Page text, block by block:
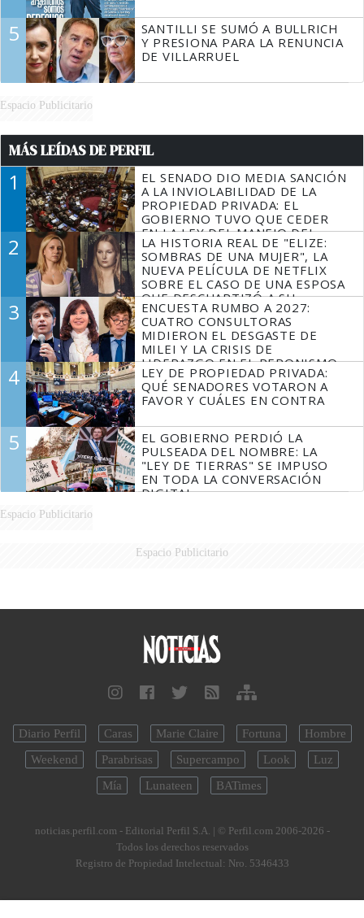
5
SANTILLI SE SUMÓ A BULLRICH
Y PRESIONA PARA LA RENUNCIA
DE VILLARRUEL
Espacio Publicitario
MÁS LEÍDAS DE PERFIL
1
EL SENADO DIO MEDIA SANCIÓN
A LA INVIOLABILIDAD DE LA
PROPIEDAD PRIVADA: EL
GOBIERNO TUVO QUE CEDER
EN LA LEY DEL MANEJO DEL
FUEGO
2
LA HISTORIA REAL DE "ELIZE:
SOMBRAS DE UNA MUJER", LA
NUEVA PELÍCULA DE NETFLIX
SOBRE EL CASO DE UNA ESPOSA
QUE DESCUARTIZÓ A SU
MARIDO
3
ENCUESTA RUMBO A 2027:
CUATRO CONSULTORAS
MIDIERON EL DESGASTE DE
MILEI Y LA CRISIS DE
LIDERAZGO EN EL PERONISMO
4
LEY DE PROPIEDAD PRIVADA:
QUÉ SENADORES VOTARON A
FAVOR Y CUÁLES EN CONTRA
5
EL GOBIERNO PERDIÓ LA
PULSEADA DEL NOMBRE: LA
"LEY DE TIERRAS" SE IMPUSO
EN TODA LA CONVERSACIÓN
DIGITAL
Espacio Publicitario
Espacio Publicitario
Diario Perfil Caras Marie Claire Fortuna
Hombre
Weekend
Parabrisas Supercampo Look
Luz
Mía
Lunateen BATimes
noticias.perfil.com - Editorial Perfil S.A. | © Perfil.com 2006-2026 -
Todos los derechos reservados
Registro de Propiedad Intelectual: Nro. 5346433